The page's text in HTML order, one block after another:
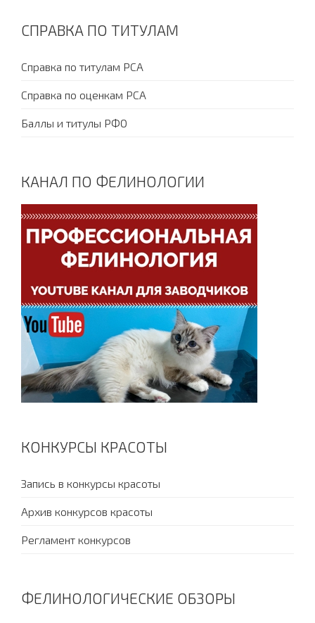
СПРАВКА ПО ТИТУЛАМ
Справка по титулам PCA
Справка по оценкам PCA
Баллы и титулы РФО
КАНАЛ ПО ФЕЛИНОЛОГИИ
КОНКУРСЫ КРАСОТЫ
Запись в конкурсы красоты
Архив конкурсов красоты
Регламент конкурсов
ФЕЛИНОЛОГИЧЕСКИЕ ОБЗОРЫ